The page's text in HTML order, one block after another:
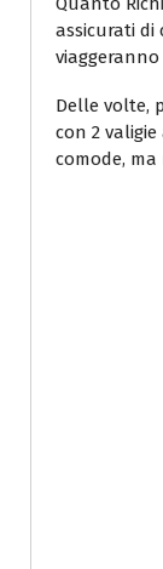
assicurati di
Delle volte,
con 2
comode,